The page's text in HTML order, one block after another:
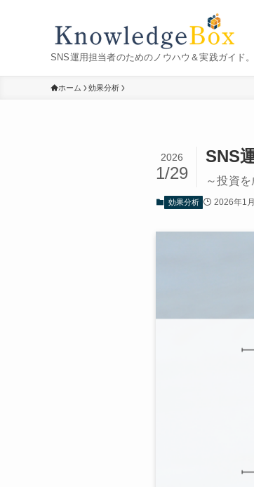
SNS運用担当者のためのノウハウ＆実践ガイド
ホーム 効果分析
SNS
～投資
2026
1/29
効果分析 2026年1